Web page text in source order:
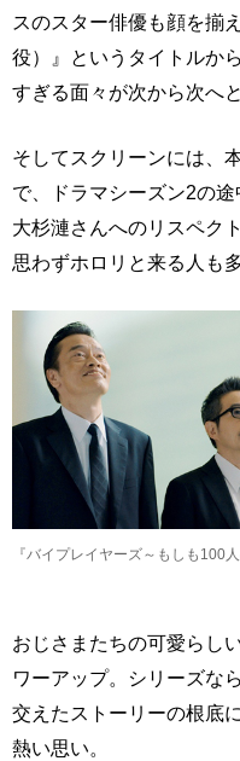
スのスター俳優も顔を揃
役）』というタイトルか
すぎる面々が次から次へと
そしてスクリーンには、
で、ドラマシーズン2の途
大杉漣さんへのリスペク
思わずホロリと来る人も
『バイプレイヤーズ～もしも100
おじさまたちの可愛らし
ワーアップ。シリーズな
交えたストーリーの根底
熱い思い。